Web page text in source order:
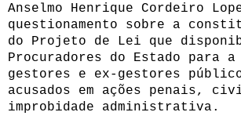
Anselmo Henrique Cordeiro
questionamento sobre a
do Projeto de Lei que
Procuradores do Estado para a
gestores e ex-gestores
acusados em ações penais,
improbidade administrativa.